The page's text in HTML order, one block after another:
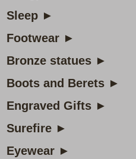
Sleep ►
Footwear ►
Bronze statues ►
Boots and Berets ►
Engraved Gifts ►
Surefire ►
Eyewear ►